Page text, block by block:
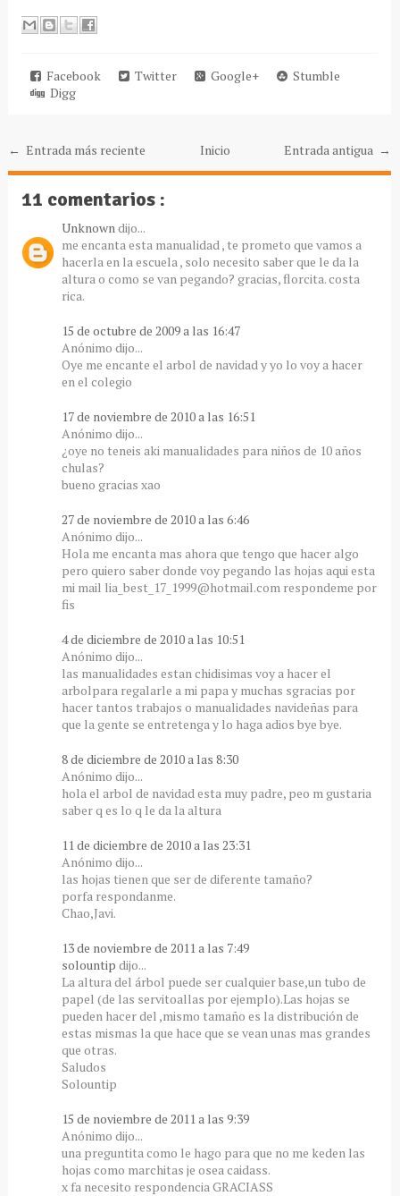
Facebook Twitter Google+
Stumble
Digg
← Entrada más reciente Entrada antigua →
Inicio
11 comentarios :
Unknowndijo...
me encanta esta manualidad , te prometo que vamos a
hacerla en la escuela , solo necesito saber que le da la
altura o como se van pegando? gracias, florcita. costa
rica.
15 de octubre de 2009 a las 16:47
Anónimo dijo...
Oye me encante el arbol de navidad y yo lo voy a hacer
en el colegio
17 de noviembre de 2010 a las 16:51
Anónimo dijo...
¿oye no teneis aki manualidades para niños de 10 años
chulas?
bueno gracias xao
27 de noviembre de 2010 a las 6:46
Anónimo dijo...
Hola me encanta mas ahora que tengo que hacer algo
pero quiero saber donde voy pegando las hojas aqui esta
mi mail lia_best_17_1999@hotmail.com respondeme por
fis
4 de diciembre de 2010 a las 10:51
Anónimo dijo...
las manualidades estan chidisimas voy a hacer el
arbolpara regalarle a mi papa y muchas sgracias por
hacer tantos trabajos o manualidades navideñas para
que la gente se entretenga y lo haga adios bye bye.
8 de diciembre de 2010 a las 8:30
Anónimo dijo...
hola el arbol de navidad esta muy padre, peo m gustaria
saber q es lo q le da la altura
11 de diciembre de 2010 a las 23:31
Anónimo dijo...
las hojas tienen que ser de diferente tamaño?
porfa respondanme.
Chao,Javi.
13 de noviembre de 2011 a las 7:49
solountip dijo...
La altura del árbol puede ser cualquier base,un tubo de
papel (de las servitoallas por ejemplo).Las hojas se
pueden hacer del ,mismo tamaño es la distribución de
estas mismas la que hace que se vean unas mas grandes
que otras.
Saludos
Solountip
15 de noviembre de 2011 a las 9:39
Anónimo dijo...
una preguntita como le hago para que no me keden las
hojas como marchitas je osea caidass.
x fa necesito respondencia GRACIASS